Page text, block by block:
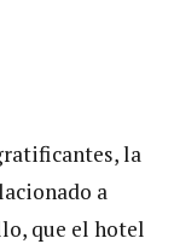
la
a
que el hotel